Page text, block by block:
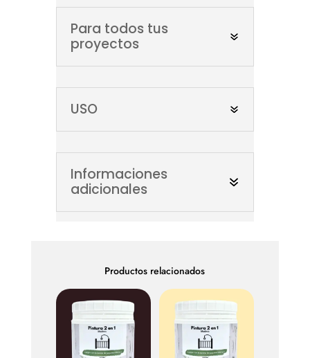
Para todos tus
proyectos
USO
Informaciones
adicionales
Productos relacionados